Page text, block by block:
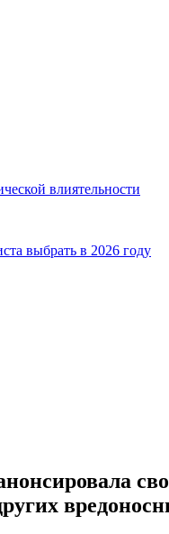
влиятельности
выбрать в 2026 году